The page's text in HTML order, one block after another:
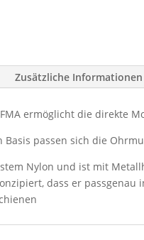
Zusätzliche Informationen
ermöglicht die direkte
Basis passen sich die
Nylon und ist mit
dass er